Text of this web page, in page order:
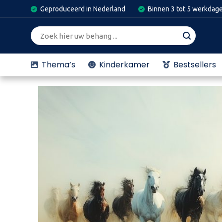
to
Geproduceerd in Nederland Binnen 3 tot 5
Zoeken
naar:
Thema’s Kinderkamer Bestsellers